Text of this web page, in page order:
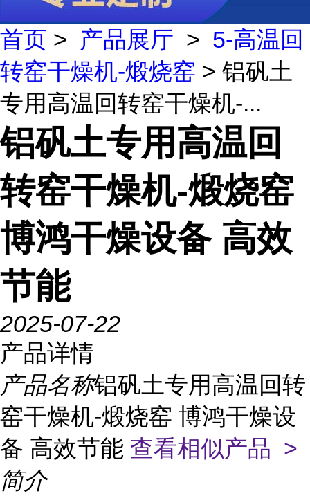
首页 > 产品展厅 > 5-高温回
转窑干燥机-煅烧窑 > 铝矾土
专用高温回转窑干燥机-...
铝矾土专用高温回
转窑干燥机-煅烧窑
博鸿干燥设备 高效
节能
2025-07-22
产品详情
产品名称铝矾土专用高温回转
窑干燥机-煅烧窑 博鸿干燥设
备 高效节能 查看相似产品 >
简介